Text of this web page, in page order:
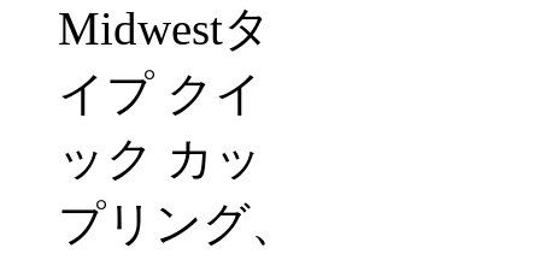
Midwestタ
イプ クイ
ック カッ
プリング、